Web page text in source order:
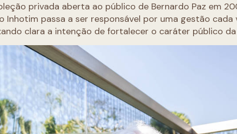
privada aberta ao público de Bernardo Paz em
passa a ser responsável por uma gestão cada
clara a intenção de fortalecer o caráter público